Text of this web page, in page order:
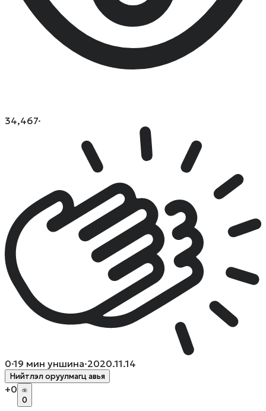
34,467·
0·19 мин уншина·2020.11.14
Нийтлэл оруулмагц авья
+0
0